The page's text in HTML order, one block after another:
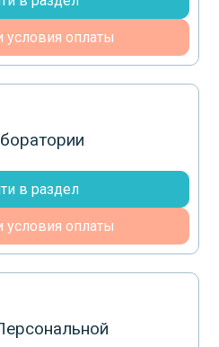
условия оплаты
в раздел
условия оплаты